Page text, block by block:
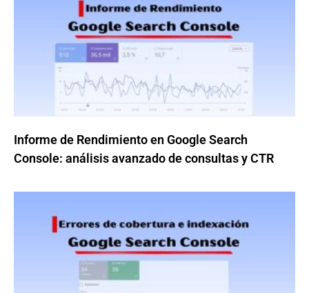
Informe de Rendimiento en Google Search
Console: análisis avanzado de consultas y CTR